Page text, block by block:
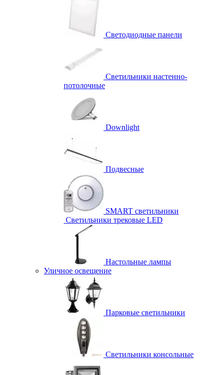
Светодиодные панели
Светильники настенно-
потолочные
Downlight
Подвесные
SMART светильники
Светильники трековые LED
Настольные лампы
Уличное освещение
Парковые светильники
Светильники консольные